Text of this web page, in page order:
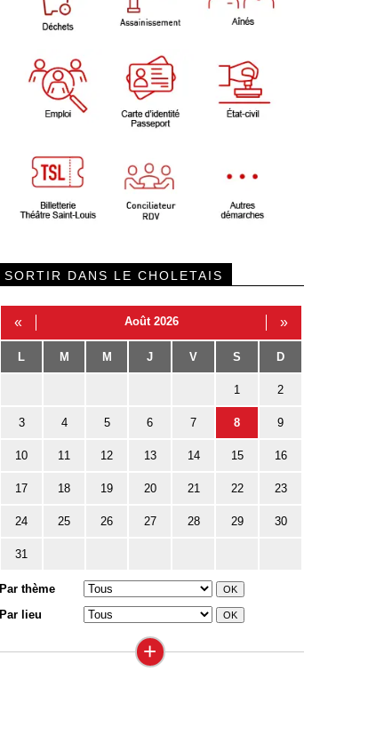
SORTIR DANS LE CHOLETAIS
« Août 2026 »
L M M J V S D
1 2
3 4 5 6 7 8 9
10 11 12 13 14 15 16
17 18 19 20 21 22 23
24 25 26 27 28 29 30
31
Par thème
Par lieu
+